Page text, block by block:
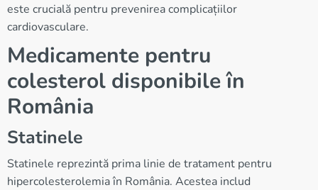
este crucială pentru prevenirea complicațiilor
cardiovasculare.
Medicamente pentru
colesterol disponibile în
România
Statinele
Statinele reprezintă prima linie de tratament pentru
hipercolesterolemia în România. Acestea includ